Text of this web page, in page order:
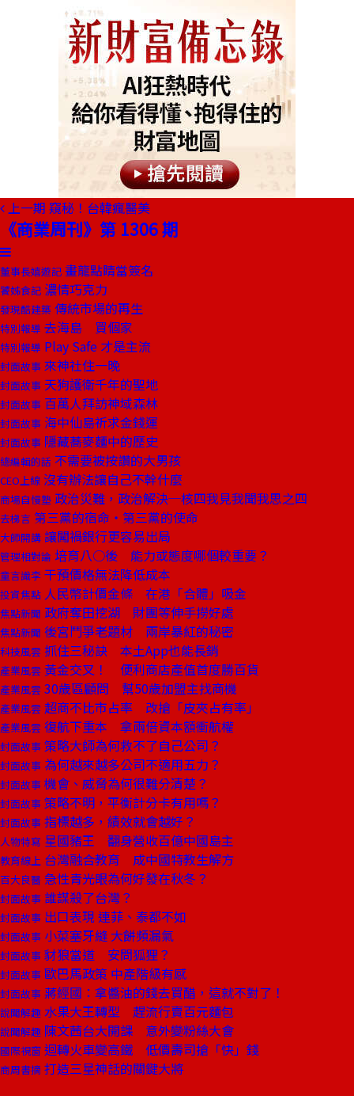
上一期 窺秘！台韓瘋醫美
《商業周刊》第 1306 期
董事長嬉遊記 畫龍點睛當簽名
饕姊食記 濃情巧克力
發現酷建築 傳統市場的再生
特別報導 去海島 買個家
特別報導 Play Safe 才是主流
封面故事 來神社住一晚
封面故事 天狗護衛千年的聖地
封面故事 百萬人拜訪神域森林
封面故事 海中仙島祈求金錢運
封面故事 隱藏蕎麥麵中的歷史
總編輯的話 不需要被按讚的大男孩
CEO上線 沒有辦法讓自己不幹什麼
商場自慢塾 政治災難，政治解決─核四我見我聞我思之四
去梯言 第三黨的宿命‧第三黨的使命
大師開講 讓闖禍銀行更容易出局
管理相對論 培育八○後 能力或態度哪個較重要？
童言識李 干預價格無法降低成本
投資焦點 人民幣計價金條 在港「合體」吸金
焦點新聞 政府奪田挖湖 財團等伸手撈好處
焦點新聞 後宮鬥爭老題材 兩岸暴紅的秘密
科技風雲 抓住三秘訣 本土App也能長銷
產業風雲 黃金交叉！ 便利商店產值首度勝百貨
產業風雲 30歲區顧問 幫50歲加盟主找商機
產業風雲 超商不比市占率 改搶「皮夾占有率」
產業風雲 復航下重本 拿兩倍資本額衝航權
封面故事 策略大師為何救不了自己公司？
封面故事 為何越來越多公司不適用五力？
封面故事 機會、威脅為何很難分清楚？
封面故事 策略不明，平衡計分卡有用嗎？
封面故事 指標越多，績效就會越好？
人物特寫 星國豬王 翻身營收百億中國島主
教育線上 台灣融合教育 成中國特教生解方
百大良醫 急性青光眼為何好發在秋冬？
封面故事 誰謀殺了台灣？
封面故事 出口表現 連菲、泰都不如
封面故事 小菜塞牙縫 大餅頻漏氣
封面故事 豺狼當道 安問狐狸？
封面故事 歐巴馬政策 中產階級有感
封面故事 蔣經國：拿醬油的錢去買醋，這就不對了！
說聞解趣 水果大王轉型 趕流行賣百元麵包
說聞解趣 陳文茜台大開課 意外變粉絲大會
國際視窗 迴轉火車變高鐵 低價壽司搶「快」錢
商周書摘 打造三星神話的關鍵大將